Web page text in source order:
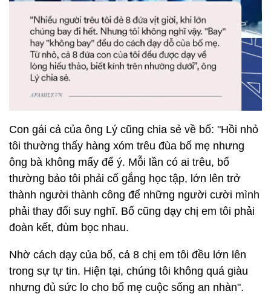
Con gái cả của ông Lý cũng chia sẻ về bố: "Hồi nhỏ
tôi thường thấy hàng xóm trêu đùa bố mẹ nhưng
ông bà không mấy để ý. Mỗi lần có ai trêu, bố
thường bảo tôi phải cố gắng học tập, lớn lên trở
thành người thành công để những người cười mình
phải thay đổi suy nghĩ. Bố cũng dạy chị em tôi phải
đoàn kết, đùm bọc nhau.
Nhờ cách dạy của bố, cả 8 chị em tôi đều lớn lên
trong sự tự tin. Hiện tại, chúng tôi không quá giàu
nhưng đủ sức lo cho bố mẹ cuộc sống an nhàn".